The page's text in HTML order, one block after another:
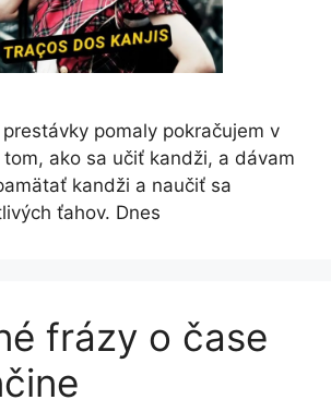
pomaly pokračujem v
ako sa učiť kandži, a dávam
kandži a naučiť sa
ťahov. Dnes
frázy o čase